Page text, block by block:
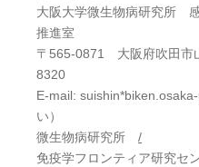
大阪大学微生物病研究所
推進室
〒565-0871 大阪府吹田
8320
E-mail:
い）
微生物病研究所 /
免疫学フロンティア研究セ